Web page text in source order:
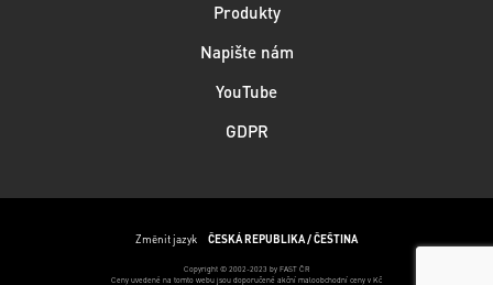
Produkty
Napište nám
YouTube
GDPR
Změnit jazyk ČESKÁ REPUBLIKA / ČEŠTINA
Copyright © 2002-2023 by FAST ČR
Ceny uvedené na tomto webu jsou doporučené akční maloobchodní ceny v Kč